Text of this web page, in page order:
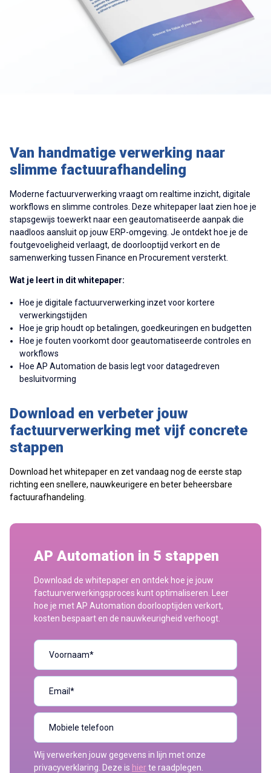
Van handmatige verwerking naar
slimme factuurafhandeling
Moderne factuurverwerking vraagt om realtime inzicht, digitale
workflows en slimme controles. Deze whitepaper laat zien hoe je
stapsgewijs toewerkt naar een geautomatiseerde aanpak die
naadloos aansluit op jouw ERP-omgeving. Je ontdekt hoe je de
foutgevoeligheid verlaagt, de doorlooptijd verkort en de
samenwerking tussen Finance en Procurement versterkt.
Wat je leert in dit whitepaper:
Hoe je digitale factuurverwerking inzet voor kortere
verwerkingstijden
Hoe je grip houdt op betalingen, goedkeuringen en budgetten
Hoe je fouten voorkomt door geautomatiseerde controles en
workflows
Hoe AP Automation de basis legt voor datagedreven
besluitvorming
Download en verbeter jouw
factuurverwerking met vijf concrete
stappen
Download het whitepaper en zet vandaag nog de eerste stap
richting een snellere, nauwkeurigere en beter beheersbare
factuurafhandeling.
AP Automation in 5 stappen
Download de whitepaper en ontdek hoe je jouw
factuurverwerkingsproces kunt optimaliseren. Leer
hoe je met AP Automation doorlooptijden verkort,
kosten bespaart en de nauwkeurigheid verhoogt.
Wij verwerken jouw gegevens in lijn met onze
privacyverklaring. Deze is hierte raadplegen.